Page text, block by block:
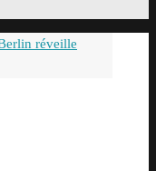
réveille